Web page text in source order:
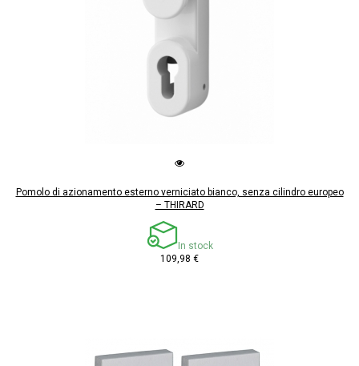
Pomolo di azionamento esterno verniciato bianco, senza cilindro europeo
– THIRARD
In stock
109,98 €